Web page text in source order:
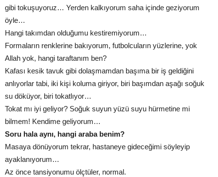
gibi tokuşuyoruz… Yerden kalkıyorum saha içinde geziyorum
öyle…
Hangi takımdan olduğumu kestiremiyorum…
Formaların renklerine bakıyorum, futbolcuların yüzlerine, yok
Allah yok, hangi taraftanım ben?
Kafası kesik tavuk gibi dolaşmamdan başıma bir iş geldiğini
anlıyorlar tabi, iki kişi koluma giriyor, biri başımdan aşağı soğuk
su döküyor, biri tokatlıyor…
Tokat mı iyi geliyor? Soğuk suyun yüzü suyu hürmetine mi
bilmem! Kendime geliyorum…
Soru hala aynı, hangi araba benim?
Masaya dönüyorum tekrar, hastaneye gideceğimi söyleyip
ayaklanıyorum…
Az önce tansiyonumu ölçtüler, normal.